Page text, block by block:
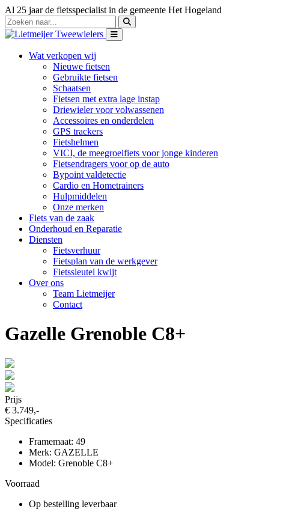
Al 25 jaar de fietsspecialist in de gemeente Het Hogeland
Wat verkopen wij
Nieuwe fietsen
Gebruikte fietsen
Schaatsen
Fietsen met extra lage instap
Driewieler voor volwassenen
Accessoires en onderdelen
GPS trackers
Fietshelmen
VICI, de meegroeifiets voor jonge kinderen
Fietsendragers voor op de auto
Bypoint valdetectie
Cardio en Hometrainers
Hulpmiddelen
Onze merken
Fiets van de zaak
Onderhoud en Reparatie
Diensten
Fietsverhuur
Fietsplan van de werkgever
Fietssleutel kwijt
Over ons
Team Lietmeijer
Contact
Gazelle Grenoble C8+
Prijs
€ 3.749,-
Specificaties
Framemaat: 49
Merk: GAZELLE
Model: Grenoble C8+
Voorraad
Op bestelling leverbaar